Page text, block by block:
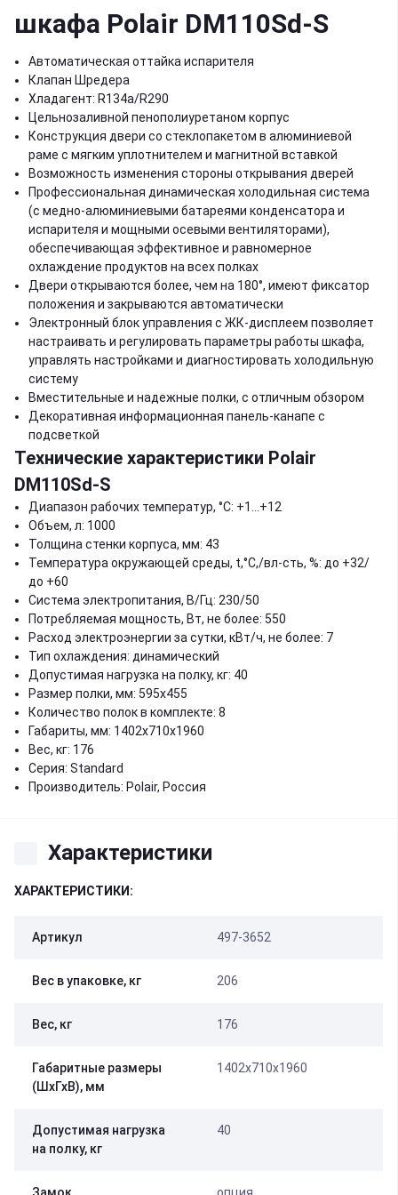
шкафа Polair DM110Sd-S
Автоматическая оттайка испарителя
Клапан Шредера
Хладагент: R134a/R290
Цельнозаливной пенополиуретаном корпус
Конструкция двери со стеклопакетом в алюминиевой
раме с мягким уплотнителем и магнитной вставкой
Возможность изменения стороны открывания дверей
Профессиональная динамическая холодильная система
(с медно-алюминиевыми батареями конденсатора и
испарителя и мощными осевыми вентиляторами),
обеспечивающая эффективное и равномерное
охлаждение продуктов на всех полках
Двери открываются более, чем на 180°, имеют фиксатор
положения и закрываются автоматически
Электронный блок управления с ЖК-дисплеем позволяет
настраивать и регулировать параметры работы шкафа,
управлять настройками и диагностировать холодильную
систему
Вместительные и надежные полки, с отличным обзором
Декоративная информационная панель-канапе с
подсветкой
Технические характеристики Polair
DM110Sd-S
Диапазон рабочих температур, °C: +1…+12
Объем, л: 1000
Толщина стенки корпуса, мм: 43
Температура окружающей среды, t,°C,/вл-сть, %: до +32/
до +60
Система электропитания, В/Гц: 230/50
Потребляемая мощность, Вт, не более: 550
Расход электроэнергии за сутки, кВт/ч, не более: 7
Тип охлаждения: динамический
Допустимая нагрузка на полку, кг: 40
Размер полки, мм: 595х455
Количество полок в комплекте: 8
Габариты, мм: 1402х710х1960
Вес, кг: 176
Серия: Standard
Производитель: Polair, Россия
Характеристики
ХАРАКТЕРИСТИКИ:
Артикул 497-3652
Вес в упаковке, кг 206
Вес, кг 176
Габаритные размеры
(ШхГхВ), мм
1402х710х1960
Допустимая нагрузка
на полку, кг
40